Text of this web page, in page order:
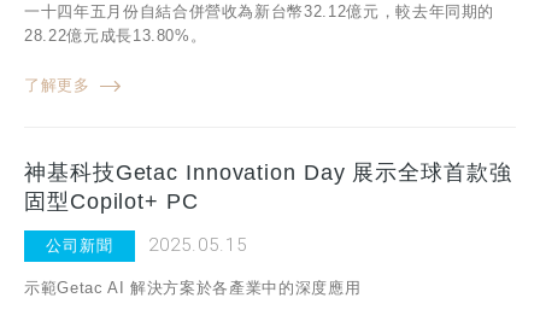
一十四年五月份自結合併營收為新台幣32.12億元，較去年同期的
28.22億元成長13.80%。
了解更多
神基科技Getac Innovation Day 展示全球首款強
固型Copilot+ PC
公司新聞 2025.05.15
示範Getac AI 解決方案於各產業中的深度應用